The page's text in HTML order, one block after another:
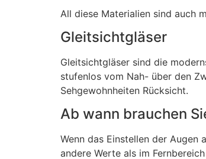
All diese Materialien sind auch
Gleitsichtgläser
Gleitsichtgläser sind die
stufenlos vom Nah- über den
Sehgewohnheiten Rücksicht.
Ab wann brauchen
Wenn das Einstellen der
andere Werte als im